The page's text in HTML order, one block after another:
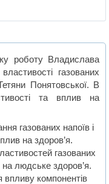
роботу Владислава
газованих
Понятовської. В
та вплив на
газованих напоїв і
на здоров’я.
газованих
на людське здоров’я.
впливу компонентів